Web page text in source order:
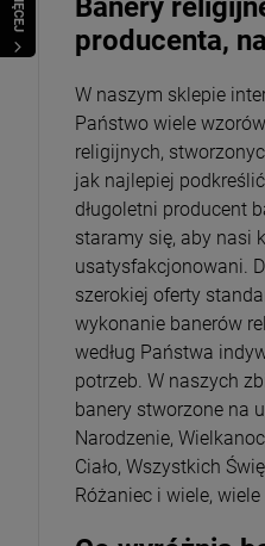
WIĘCEJ
producenta,
W naszym sklepie
Państwo wiele
religijnych,
jak najlepiej
długoletni producent
staramy się, aby nasi
usatysfakcjonowani.
szerokiej oferty
wykonanie banerów
według Państwa
potrzeb. W naszych
banery stworzone na
Narodzenie,
Ciało, Wszystkich
Różaniec i wiele, wiele